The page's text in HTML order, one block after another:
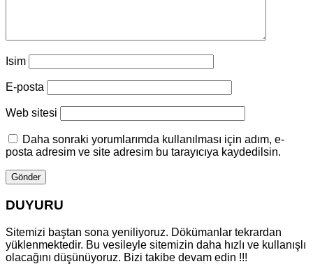
Isim
E-posta
Web sitesi
Daha sonraki yorumlarımda kullanılması için adım, e-
posta adresim ve site adresim bu tarayıcıya kaydedilsin.
DUYURU
Sitemizi baştan sona yeniliyoruz. Dökümanlar tekrardan
yüklenmektedir. Bu vesileyle sitemizin daha hızlı ve kullanışlı
olacağını düşünüyoruz. Bizi takibe devam edin !!!